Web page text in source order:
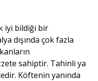
iyi bildiği bir
dışında çok fazla
sahiptir. Tahinli ya
Köftenin yanında